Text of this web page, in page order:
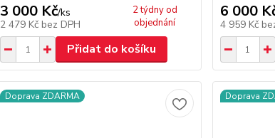
3 000 Kč/ks
2 479 Kč bez DPH
2 týdny od
objednání
Přidat do košíku
6 000
4 959 Kč
Doprava ZDARMA Doprava